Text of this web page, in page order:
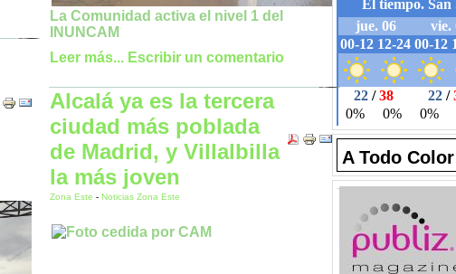
La Comunidad activa el nivel 1 del
INUNCAM
Leer más... Escribir un comentario
Alcalá ya es la tercera
ciudad más poblada
de Madrid, y Villalbilla
la más joven
Zona Este - Noticias Zona Este
A Todo Color